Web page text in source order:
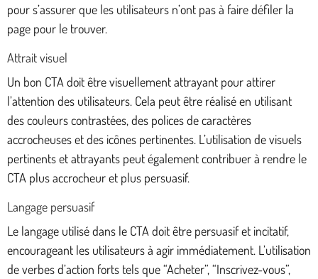
pour s’assurer que les utilisateurs n’ont pas à faire défiler la
page pour le trouver.
Attrait visuel
Un bon CTA doit être visuellement attrayant pour attirer
l’attention des utilisateurs. Cela peut être réalisé en utilisant
des couleurs contrastées, des polices de caractères
accrocheuses et des icônes pertinentes. L’utilisation de visuels
pertinents et attrayants peut également contribuer à rendre le
CTA plus accrocheur et plus persuasif.
Langage persuasif
Le langage utilisé dans le CTA doit être persuasif et incitatif,
encourageant les utilisateurs à agir immédiatement. L’utilisation
de verbes d’action forts tels que “Acheter”, “Inscrivez-vous”,